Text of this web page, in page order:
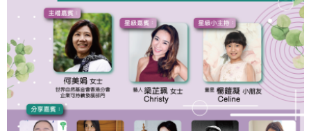
環保基金「可持續時裝：識買．惜著」開幕